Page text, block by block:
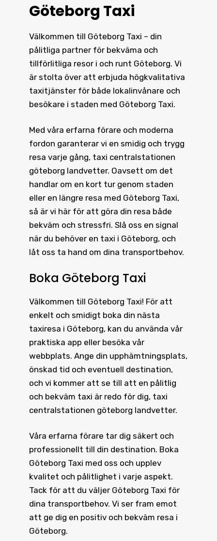
Göteborg Taxi
Välkommen till Göteborg Taxi – din
pålitliga partner för bekväma och
tillförlitliga resor i och runt Göteborg. Vi
är stolta över att erbjuda högkvalitativa
taxitjänster för både lokalinvånare och
besökare i staden med Göteborg Taxi.
Med våra erfarna förare och moderna
fordon garanterar vi en smidig och trygg
resa varje gång, taxi centralstationen
göteborg landvetter. Oavsett om det
handlar om en kort tur genom staden
eller en längre resa med Göteborg Taxi,
så är vi här för att göra din resa både
bekväm och stressfri. Slå oss en signal
när du behöver en taxi i Göteborg, och
låt oss ta hand om dina transportbehov.
Boka Göteborg Taxi
Välkommen till Göteborg Taxi! För att
enkelt och smidigt boka din nästa
taxiresa i Göteborg, kan du använda vår
praktiska app eller besöka vår
webbplats. Ange din upphämtningsplats,
önskad tid och eventuell destination,
och vi kommer att se till att en pålitlig
och bekväm taxi är redo för dig, taxi
centralstationen göteborg landvetter.
Våra erfarna förare tar dig säkert och
professionellt till din destination. Boka
Göteborg Taxi med oss och upplev
kvalitet och pålitlighet i varje aspekt.
Tack för att du väljer Göteborg Taxi för
dina transportbehov. Vi ser fram emot
att ge dig en positiv och bekväm resa i
Göteborg.